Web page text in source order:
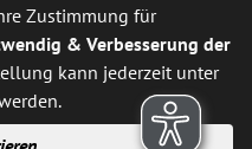
bereitgestellte externe
Immer
Zustimmung für
& Verbesserung der
kann jederzeit unter